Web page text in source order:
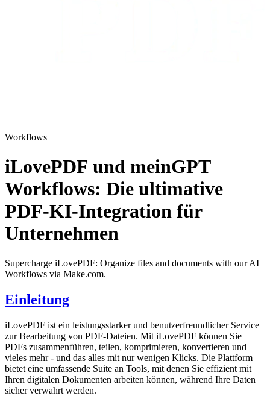
Workflows
iLovePDF und meinGPT
Workflows: Die ultimative
PDF-KI-Integration für
Unternehmen
Supercharge iLovePDF: Organize files and documents with our AI
Workflows via Make.com.
Einleitung
iLovePDF ist ein leistungsstarker und benutzerfreundlicher Service
zur Bearbeitung von PDF-Dateien. Mit iLovePDF können Sie
PDFs zusammenführen, teilen, komprimieren, konvertieren und
vieles mehr - und das alles mit nur wenigen Klicks. Die Plattform
bietet eine umfassende Suite an Tools, mit denen Sie effizient mit
Ihren digitalen Dokumenten arbeiten können, während Ihre Daten
sicher verwahrt werden.